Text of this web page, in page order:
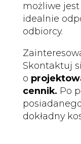
możliwe
idealnie
odbiorcy.
Skontaktuj
o
cennik. Po
dokładny